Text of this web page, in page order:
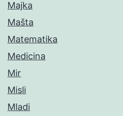
Majka
Mašta
Matematika
Medicina
Mir
Misli
Mladi